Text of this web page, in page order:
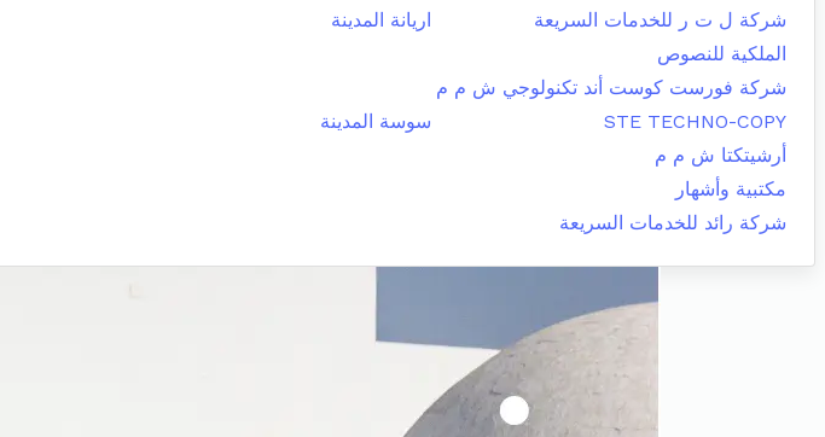
شركة ل ت ر للخدمات السريعة
اريانة المدينة
الملكية للنصوص
شركة فورست كوست أند تكنولوجي ش م م
STE TECHNO-COPY
سوسة المدينة
أرشيتكتا ش م م
مكتبية وأشهار
شركة رائد للخدمات السريعة